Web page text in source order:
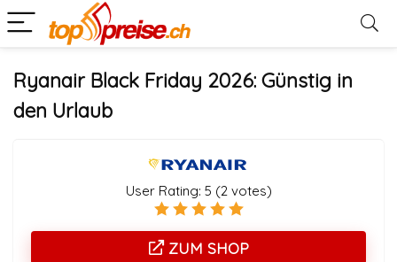
Ryanair Black Friday 2026: Günstig in
den Urlaub
User Rating: 5 (2votes)
ZUM SHOP